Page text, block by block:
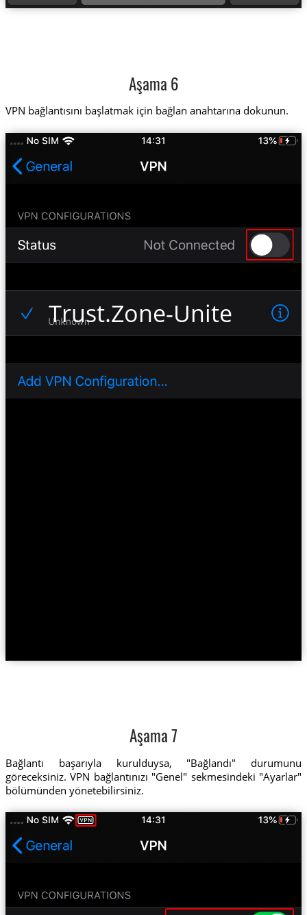
Aşama 6
VPN bağlantısını başlatmak için bağlan anahtarına dokunun.
Trust.Zone-United-
Aşama 7
Bağlantı başarıyla kurulduysa, "Bağlandı" durumunu
göreceksiniz. VPN bağlantınızı "Genel" sekmesindeki "Ayarlar"
bölümünden yönetebilirsiniz.